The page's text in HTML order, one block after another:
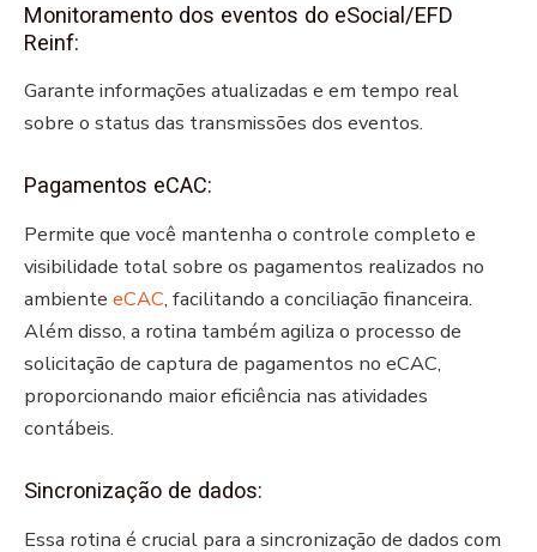
Monitoramento dos eventos do eSocial/EFD
Reinf:
Garante informações atualizadas e em tempo real
sobre o status das transmissões dos eventos.
Pagamentos eCAC:
Permite que você mantenha o controle completo e
visibilidade total sobre os pagamentos realizados no
ambiente eCAC, facilitando a conciliação financeira.
Além disso, a rotina também agiliza o processo de
solicitação de captura de pagamentos no eCAC,
proporcionando maior eficiência nas atividades
contábeis.
Sincronização de dados:
Essa rotina é crucial para a sincronização de dados com